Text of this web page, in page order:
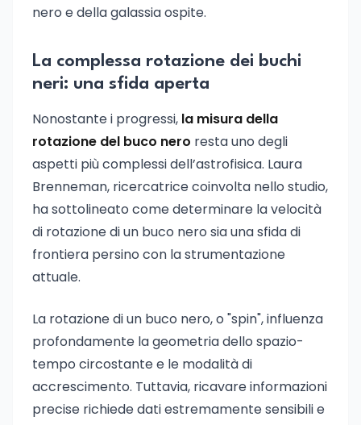
nero e della galassia ospite.
La complessa rotazione dei buchi
neri: una sfida aperta
Nonostante i progressi, la misura della
rotazione del buco nero resta uno degli
aspetti più complessi dell’astrofisica. Laura
Brenneman, ricercatrice coinvolta nello studio,
ha sottolineato come determinare la velocità
di rotazione di un buco nero sia una sfida di
frontiera persino con la strumentazione
attuale.
La rotazione di un buco nero, o "spin", influenza
profondamente la geometria dello spazio-
tempo circostante e le modalità di
accrescimento. Tuttavia, ricavare informazioni
precise richiede dati estremamente sensibili e